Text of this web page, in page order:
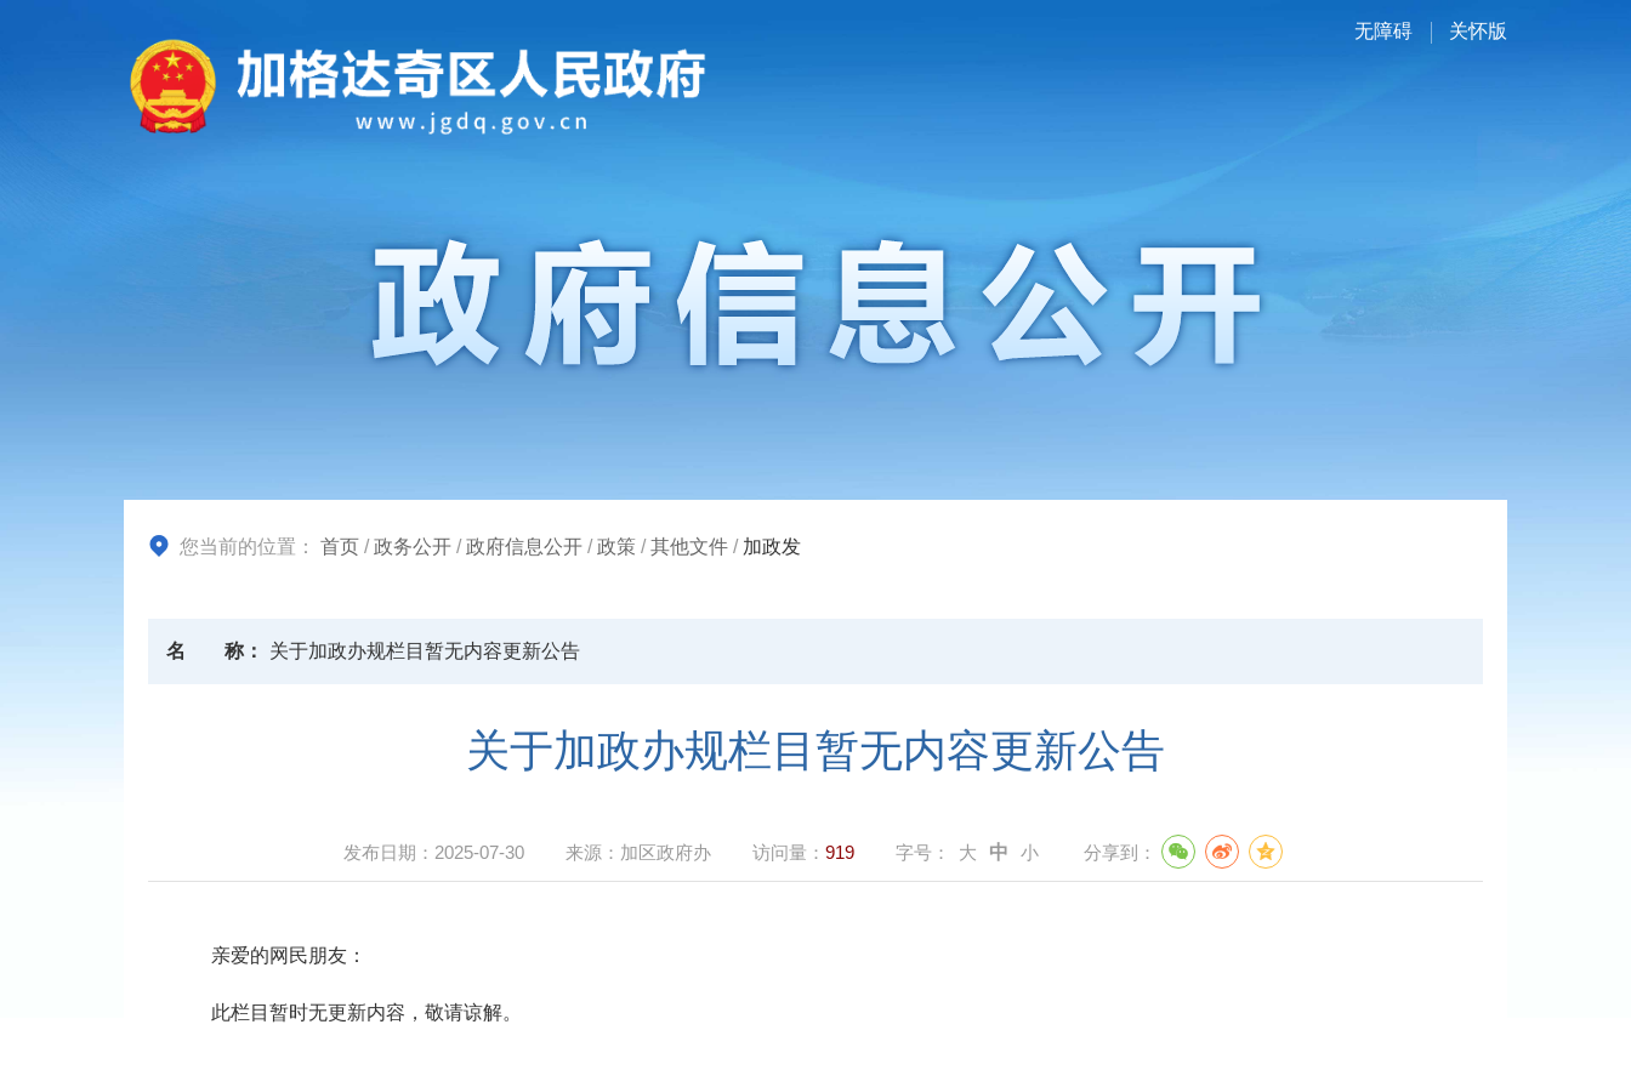
无障碍 关怀版
您当前的位置： 首页 /政务公开 /政府信息公开 /政策 /其他文件 / 加政发
名 称： 关于加政办规栏目暂无内容更新公告
关于加政办规栏目暂无内容更新公告
发布日期： 2025-07-30 来源： 加区政府办 访问量： 919 字号： 大 中 小 分享到：
亲爱的网民朋友：
此栏目暂时无更新内容，敬请谅解。